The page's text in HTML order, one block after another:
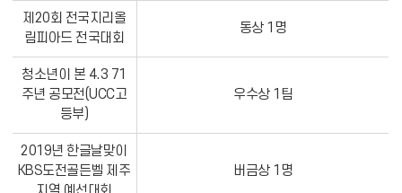
제20회 전국지리올
림피아드 전국대회
동상 1명
청소년이 본 4.3 71
주년 공모전(UCC고
등부)
우수상 1팀
2019년 한글날맞이
KBS도전골든벨 제주
버금상 1명